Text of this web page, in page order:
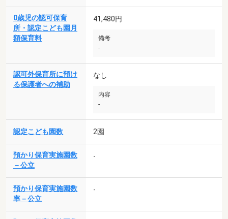
0歳児の認可保育
所・認定こども園月
額保育料
41,480円
備考
-
認可外保育所に預け
る保護者への補助
なし
内容
-
認定こども園数 2園
預かり保育実施園数
－公立
-
預かり保育実施園数
率－公立
-